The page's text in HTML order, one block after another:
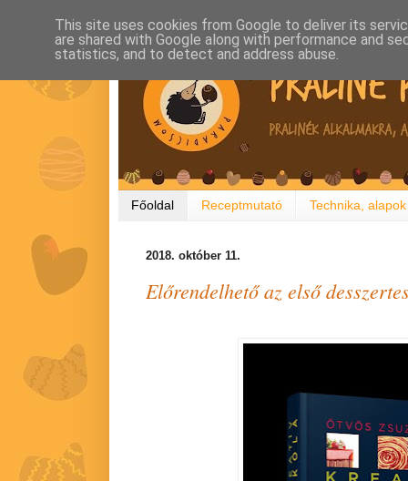
Főoldal Receptmutató Technika, alapok
2018. október 11.
Előrendelhető az első
This site uses cookies from Google to deliver its
are shared with Google along with performance and
statistics, and to detect and address abuse.